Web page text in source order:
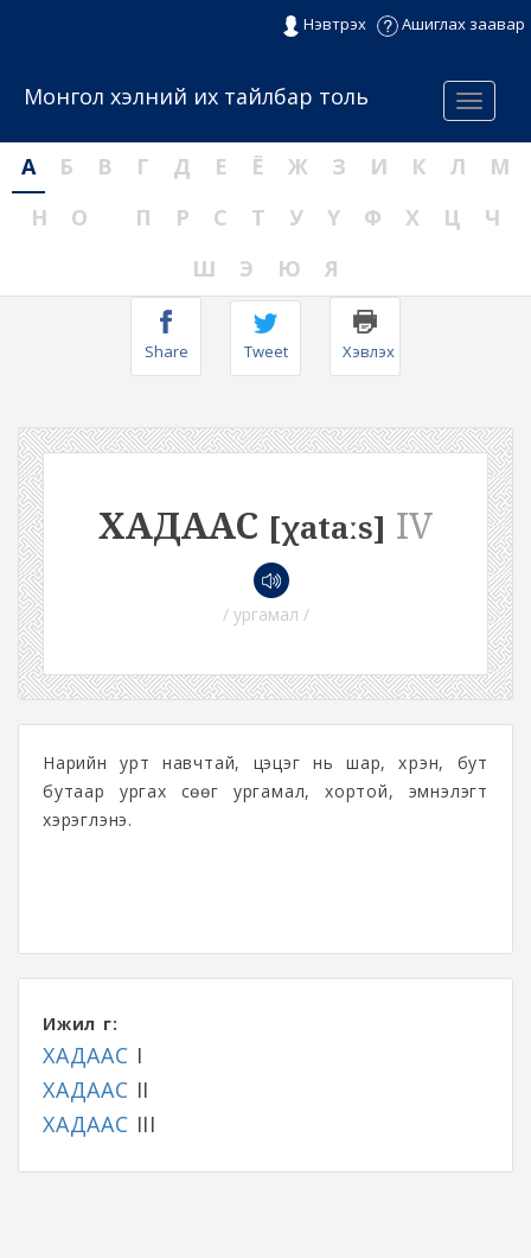
Нэвтрэх Ашиглах заавар
Menu
Монгол хэлний их тайлбар толь
А Б В Г Д Е Ё Ж З И К Л
М
Н
О П Р С Т У Ү Ф Х Ц
Ч
Ш
Э Ю Я
Share Tweet Хэвлэх
ХАДААС [χataːs] IV
/ ургамал /
Нарийн урт навчтай, цэцэг нь шар, хүрэн, бут
бутаар ургах сөөг ургамал, хортой, эмнэлэгт
хэрэглэнэ.
Ижил үг:
ХАДААС I
ХАДААС II
ХАДААС III